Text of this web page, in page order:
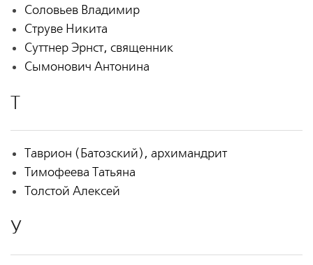
Соловьев Владимир
Струве Никита
Суттнер Эрнст, священник
Сымонович Антонина
Т
Таврион (Батозский), архимандрит
Тимофеева Татьяна
Толстой Алексей
У